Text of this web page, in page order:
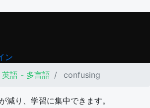
ン
英語 - 多言語 confusing
減り、学習に集中できます。